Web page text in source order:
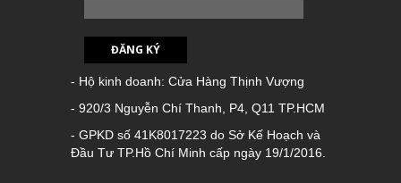
ĐĂNG KÝ
- Hộ kinh doanh: Cửa Hàng Thịnh Vượng
- 920/3 Nguyễn Chí Thanh, P4, Q11 TP.HCM
- GPKD số 41K8017223 do Sở Kế Hoạch và
Đầu Tư TP.Hồ Chí Minh cấp ngày 19/1/2016.